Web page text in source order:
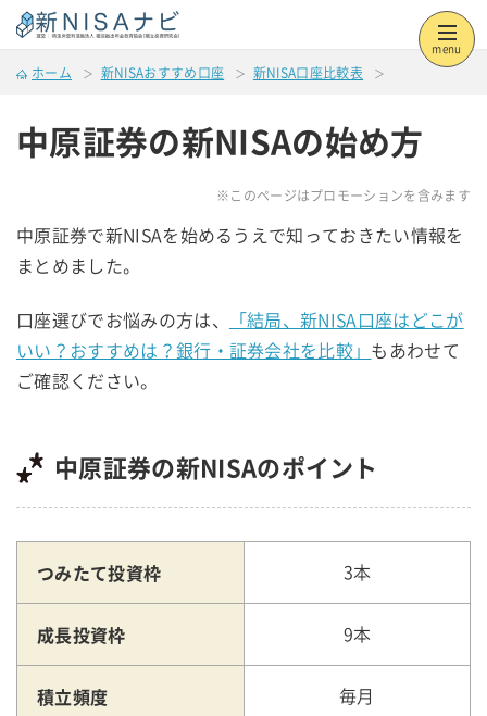
menu
ホーム 新NISAおすすめ口座 新NISA口座比較表
中原証券の新NISAの始め方
※このページはプロモーションを含みます
中原証券で新NISAを始めるうえで知っておきたい情報を
まとめました。
口座選びでお悩みの方は、
「結局、新NISA口座はどこが
いい？おすすめは？銀行・証券会社を比較」 もあわせて
ご確認ください。
中原証券の新NISAのポイント
つみたて投資枠 3本
成長投資枠 9本
積立頻度 毎月